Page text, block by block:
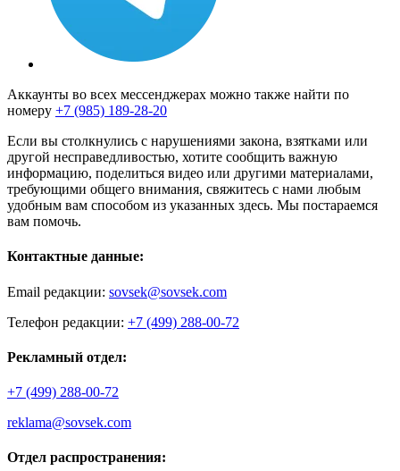
Аккаунты во всех мессенджерах можно также найти по
номеру +7 (985) 189-28-20
Если вы столкнулись с нарушениями закона, взятками или
другой несправедливостью, хотите сообщить важную
информацию, поделиться видео или другими материалами,
требующими общего внимания, свяжитесь с нами любым
удобным вам способом из указанных здесь. Мы постараемся
вам помочь.
Контактные данные:
Email редакции: sovsek@sovsek.com
Телефон редакции: +7 (499) 288-00-72
Рекламный отдел:
+7 (499) 288-00-72
reklama@sovsek.com
Отдел распространения: